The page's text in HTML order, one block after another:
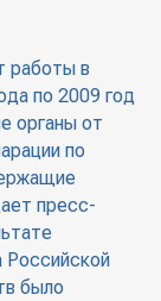
работы в
по 2009 год
органы от
по
пресс-
было